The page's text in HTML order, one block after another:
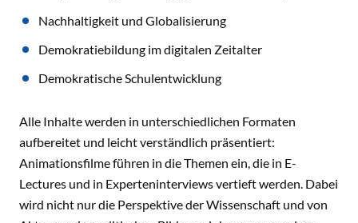
Nachhaltigkeit und Globalisierung
Demokratiebildung im digitalen Zeitalter
Demokratische Schulentwicklung
Alle Inhalte werden in unterschiedlichen Formaten
aufbereitet und leicht verständlich präsentiert:
Animationsfilme führen in die Themen ein, die in E-
Lectures und in Experteninterviews vertieft werden. Dabei
wird nicht nur die Perspektive der Wissenschaft und von